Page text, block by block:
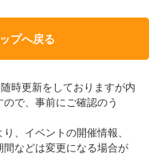
プへ戻る
時更新をしておりますが内
で、事前にご確認のう
、イベントの開催情報、
などは変更になる場合が